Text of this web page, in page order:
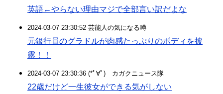
英語←やらない理由マジで全部言い訳だよな
2024-03-07 23:30:52 芸能人の気になる噂
元銀行員のグラドルが肉感たっぷりのボディを披
露！！
2024-03-07 23:30:36 (*ﾟ∀ﾟ)ゞカガクニュース隊
22歳だけど一生彼女ができる気がしない